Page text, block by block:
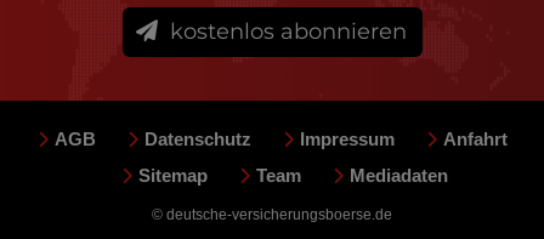
kostenlos abonnieren
AGB Datenschutz Impressum
Anfahrt
Sitemap
Team Mediadaten
© deutsche-versicherungsboerse.de